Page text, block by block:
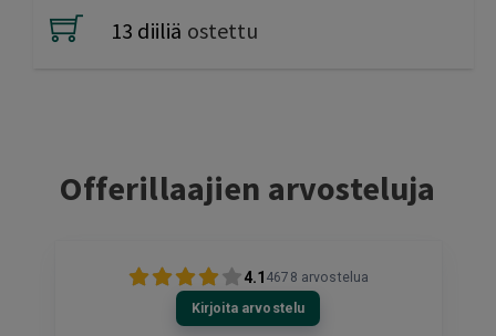
13 diiliä ostettu
Offerillaajien arvosteluja
4.1 4678 arvostelua
Kirjoita arvostelu